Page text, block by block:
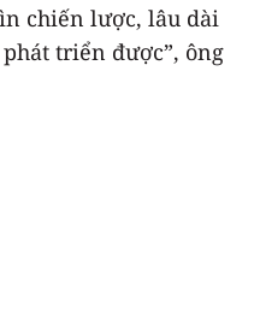
chiến lược, lâu dài
triển được”, ông